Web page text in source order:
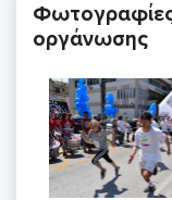
Φωτογραφίες
οργάνωσης